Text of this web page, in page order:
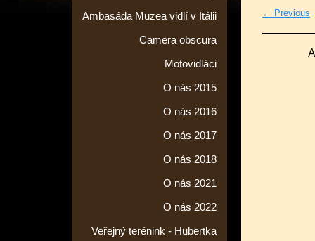
Ambasáda Muzea vidlí v Itálii
Camera obscura
Motovidláci
O nás 2015
O nás 2016
O nás 2017
O nás 2018
O nás 2021
O nás 2022
Veřejný terénink - Hubertka
← Previous